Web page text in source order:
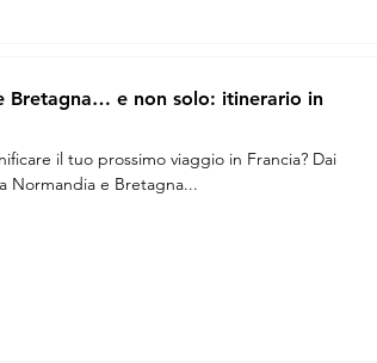
Bretagna… e non solo: itinerario in
il tuo prossimo viaggio in Francia? Dai
Normandia e Bretagna...